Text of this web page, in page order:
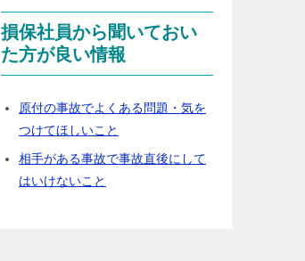
損保社員から聞いておい
た方が良い情報
原付の事故でよくある問題・気を
つけてほしいこと
相手がある事故で事故直後にして
はいけないこと